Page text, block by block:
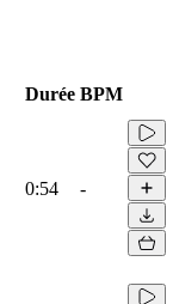
Durée BPM
0:54 -